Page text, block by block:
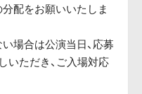
配をお願いいたしま
場合は公演当日、応募
いただき、ご入場対応